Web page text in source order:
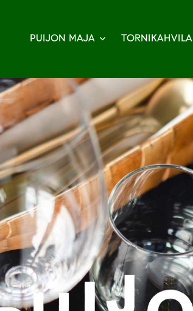
PUIJON MAJA TORNIKAHVILA